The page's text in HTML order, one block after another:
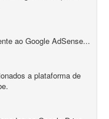
ao Google AdSense...
a plataforma de